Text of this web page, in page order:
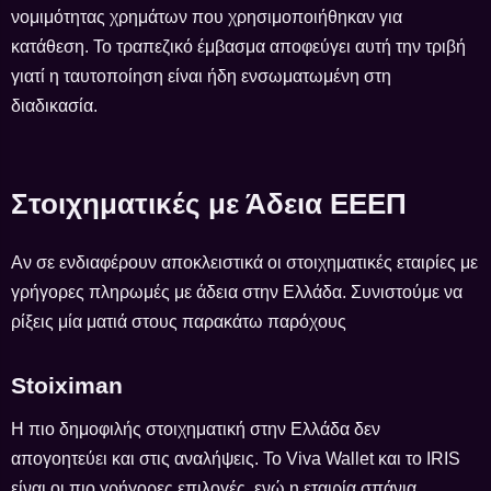
νομιμότητας χρημάτων που χρησιμοποιήθηκαν για
κατάθεση. Το τραπεζικό έμβασμα αποφεύγει αυτή την τριβή
γιατί η ταυτοποίηση είναι ήδη ενσωματωμένη στη
διαδικασία.
Στοιχηματικές με Άδεια ΕΕΕΠ
Αν σε ενδιαφέρουν αποκλειστικά οι στοιχηματικές εταιρίες με
γρήγορες πληρωμές με άδεια στην Ελλάδα. Συνιστούμε να
ρίξεις μία ματιά στους παρακάτω παρόχους
Stoiximan
Η πιο δημοφιλής στοιχηματική στην Ελλάδα δεν
απογοητεύει και στις αναλήψεις. Το Viva Wallet και το IRIS